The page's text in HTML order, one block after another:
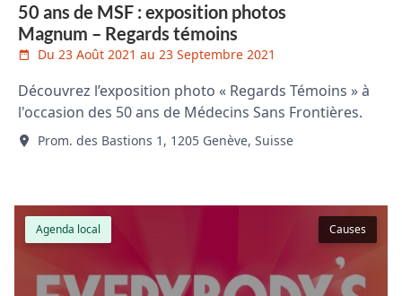
50 ans de MSF : exposition photos
Magnum – Regards témoins
Du 23 Août 2021 au 23 Septembre 2021
Découvrez l’exposition photo « Regards Témoins » à
l'occasion des 50 ans de Médecins Sans Frontières.
Prom. des Bastions 1, 1205 Genève, Suisse
Causes
Agenda local